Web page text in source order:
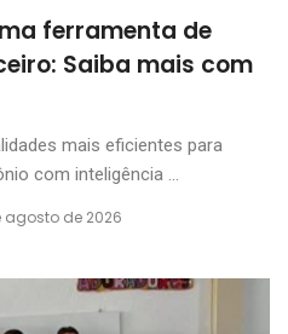
ferramenta de
Saiba mais com
mais eficientes para
com inteligência ...
agosto de 2026